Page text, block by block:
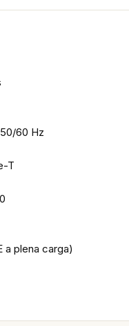
60 Hz
T
a plena carga)